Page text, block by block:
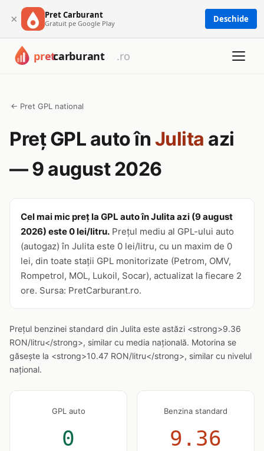
× Pret Carburant
Gratuit pe Google Play Deschide
← Pret GPL national
Preț GPL auto în Julita azi
— 9 august 2026
Cel mai mic preț la GPL auto în Julita azi (9 august
2026) este 0 lei/litru. Prețul mediu al GPL-ului auto
(autogaz) în Julita este 0 lei/litru, cu un maxim de 0
lei, din toate stații GPL monitorizate (Petrom, OMV,
Rompetrol, MOL, Lukoil, Socar), actualizat la fiecare 2
ore. Sursa: PretCarburant.ro.
Prețul benzinei standard din Julita este astăzi <strong>9.36
RON/litru</strong>, similar cu media națională. Motorina se
găsește la <strong>10.47 RON/litru</strong>, similar cu nivelul
național.
GPL auto
0
Benzina standard
9.36